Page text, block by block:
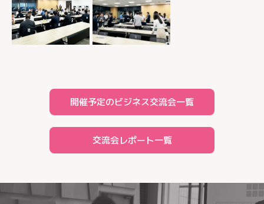
開催予定のビジネス交流会一覧
交流会レポート一覧